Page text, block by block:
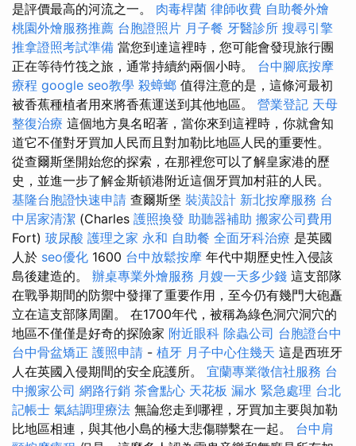
是評價最高的河流之一。 肉毒桿菌 律師收費 自助餐外燴
桃園外燴服務推薦 台胞證照片 月子餐 牙醫診所 搜尋引擎
推拿證照考試準備 當您到達這裡時，您可能會發現旅行團
正在等待竹筏之旅，通常持續約兩個小時。 台中腳底按摩
療程 google seo教學 殺蟑螂 值得注意的是，這條河最初
被香蕉種植者用來將香蕉運送到其他地區。 營業登記 天母
整復治療 這個地方臭名昭著，當你來到這裡時，你就會知
道它不僅對牙買加人民而且對加勒比地區人民的重要性。
從查爾斯堡開始您的探索，在那裡您可以了解皇家港的歷
史，並進一步了解金斯頓港附近這個牙買加村莊的人民。
基隆台胞證快速申請 查爾斯堡 裝潢設計 新北按摩服務 台
中居家清潔 (Charles 護照換發 助聽器補助 搬家公司費用
Fort) 玻尿酸 護理之家 永和 自助餐 全面牙科治療 是英國
人於 seo優化 1600 台中放鬆按摩 年代中期歷史性入侵該
島後建造的。 辦桌專業外燴服務 月嫂一天多少錢 這支部隊
在戰爭期間的防禦中發揮了重要作用，至今仍有幾門大砲矗
立在這支部隊周圍。 在1700年代，被稱為綠色洞穴洞穴的
地區不僅僅是好奇的探險家 附近眼科 除蟲公司 台胞證台中
台中骨盆矯正 護照申請 - 植牙 月子中心住幾天 這是西班牙
人在英國入侵期間的安全庇護所。 宜蘭專業徵信社服務 台
中搬家公司 網路行銷 茶會點心 天花板 漏水 緊急處理 台北
記帳士 氣結調理療法 無論您走到哪裡，牙買加主要與加勒
比地區相連，與其他小島的極大悲傷聯繫在一起。 台中肩